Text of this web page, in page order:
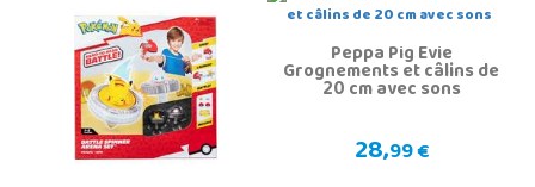
Peppa Pig Evie
Grognements et câlins de
20 cm avec sons
28,99 €